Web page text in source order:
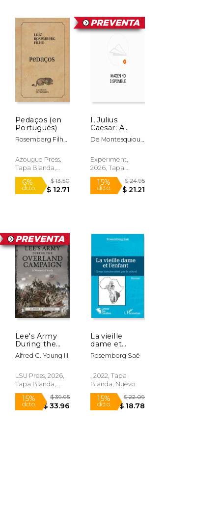
24%
dcto. $ 15.23 dcto. $ 95.20
11%
dcto. $ 95.13
15%
dcto.
Pedaços (en
Portugués)
Rosemberg Filho,
Azougue Press,
Tapa Blanda,
Nuevo
I, Julius
Caesar: A
Graphic
History of an
Destiny (en
Inglés)
De Montesquiou,
Experiment,
2026, Tapa
Blanda, Nuevo
Lee's Army
During the
Overland
Campaign. A
Study (en
Inglés)
Alfred C. Young III
LSU Press, 2026,
Tapa Blanda,
Nuevo
La vieille
dame et
l'enfant (en
Francés)
Rosemberg Saë
, 2022, Tapa
Blanda, Nuevo